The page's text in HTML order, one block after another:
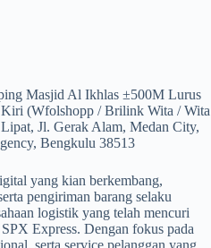
Masjid Al Ikhlas ±500M Lurus
(Wfolshopp / Brilink Wita / Wita
Jl. Gerak Alam, Medan City,
Bengkulu 38513
yang kian berkembang,
pengiriman barang selaku
logistik yang telah mencuri
Express. Dengan fokus pada
serta service pelanggan yang